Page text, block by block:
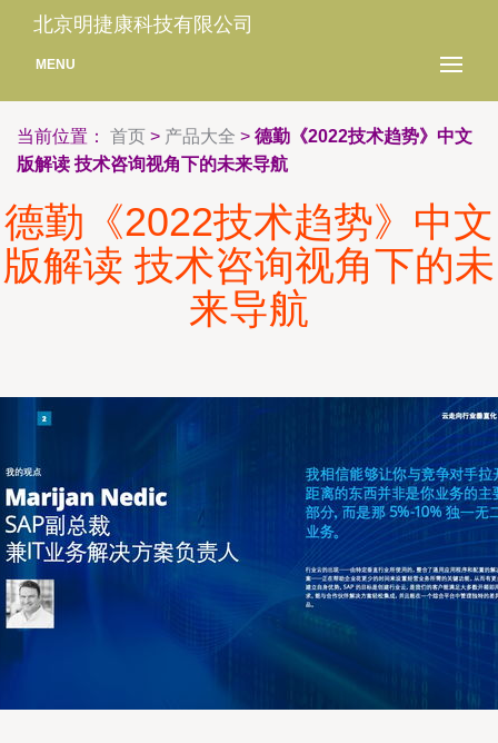
北京明捷康科技有限公司
MENU
当前位置： 首页 > 产品大全 > 德勤《2022技术趋势》中文
版解读 技术咨询视角下的未来导航
德勤《2022技术趋势》中文
版解读 技术咨询视角下的未
来导航